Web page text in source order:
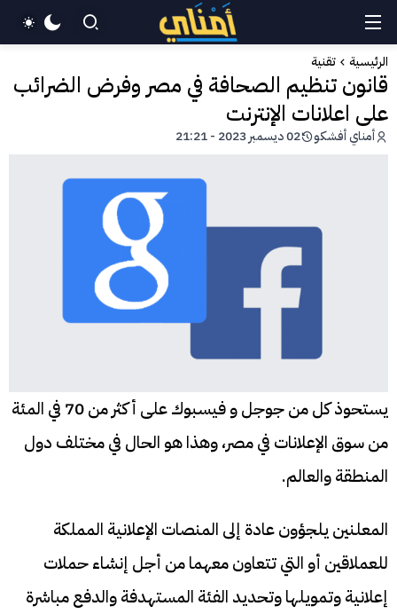
الرئيسية تقنية
قانون تنظيم الصحافة في مصر وفرض الضرائب
على اعلانات الإنترنت
أمناي أفشكو 02 ديسمبر 2023 - 21:21
يستحوذ كل من جوجل و فيسبوك على أكثر من 70 في المئة
من سوق الإعلانات في مصر، وهذا هو الحال في مختلف دول
المنطقة والعالم.
المعلنين يلجؤون عادة إلى المنصات الإعلانية المملكة
للعملاقين أو التي تتعاون معهما من أجل إنشاء حملات
إعلانية وتمويلها وتحديد الفئة المستهدفة والدفع مباشرة